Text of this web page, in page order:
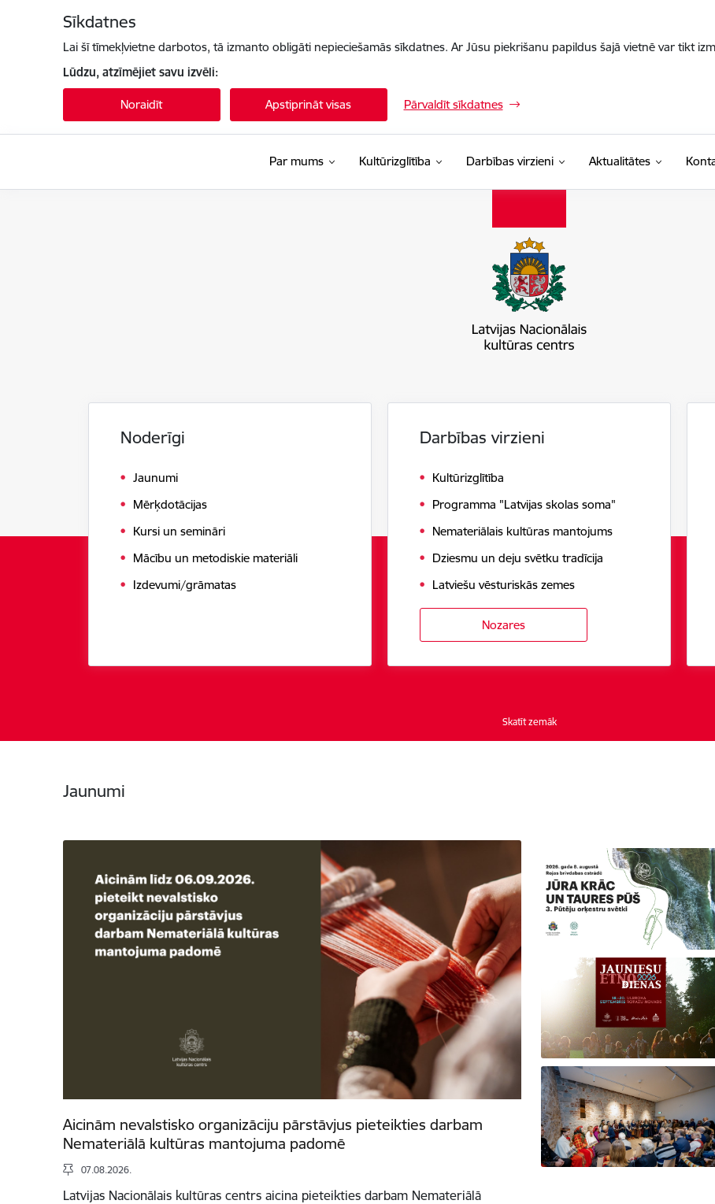
Sīkdatnes
Lai šī tīmekļvietne darbotos, tā izmanto obligāti nepieciešamās sīkdatnes. Ar Jūsu piekrišanu papildus šajā vietnē var tikt
Lūdzu, atzīmējiet savu izvēli:
Noraidīt Apstiprināt visas Pārvaldīt sīkdatnes
Par mums Kultūrizglītība Darbības virzieni Aktualitātes
Noderīgi
Jaunumi
Mērķdotācijas
Kursi un semināri
Mācību un metodiskie materiāli
Izdevumi/grāmatas
Darbības virzieni
Kultūrizglītība
Programma "Latvijas skolas soma"
Nemateriālais kultūras mantojums
Dziesmu un deju svētku tradīcija
Latviešu vēsturiskās zemes
Nozares
Skatīt zemāk
Jaunumi
Aicinām nevalstisko organizāciju pārstāvjus pieteikties darbam
Nemateriālā kultūras mantojuma padomē
07.08.2026.
Latvijas Nacionālais kultūras centrs aicina pieteikties darbam Nemateriālā